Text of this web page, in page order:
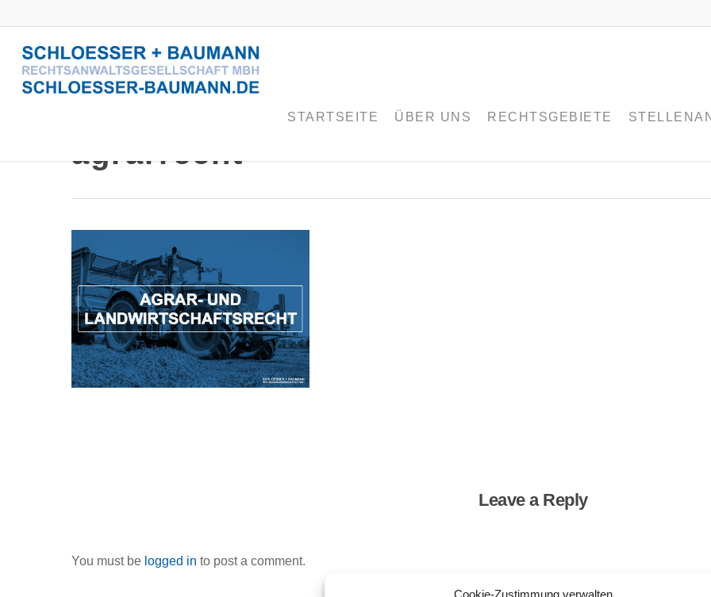
Cookie-Zustimmung verwalten
STARTSEITE ÜBER UNS RECHTSGEBIETE
agrarrecht
Leave a Reply
You must be logged in to post a comment.